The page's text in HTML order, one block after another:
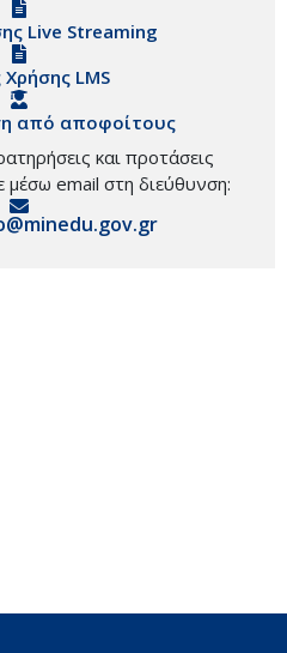
Live Streaming
Χρήσης LMS
από αποφοίτους
και προτάσεις
email στη διεύθυνση: